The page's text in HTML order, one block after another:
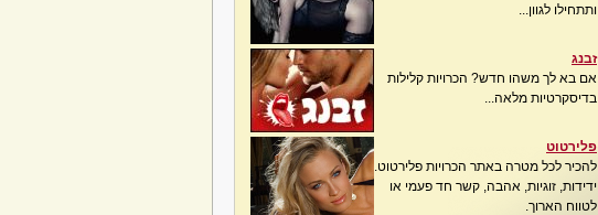
ותתחילו לגוון...
זבנג
אם בא לך משהו חדש? הכרויות קלילות
בדיסקרטיות מלאה...
פלירטוט
להכיר לכל מטרה באתר הכרויות פלירטוט.
ידידות, זוגיות, אהבה, קשר חד פעמי או
לטווח הארוך.